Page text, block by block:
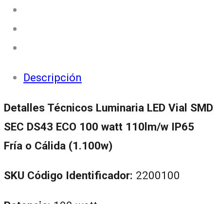
Descripción
Detalles Técnicos Luminaria LED Vial SMD
SEC DS43 ECO 100 watt 110lm/w IP65
Fría o Cálida (1.100w)
SKU Código Identificador: 2200100